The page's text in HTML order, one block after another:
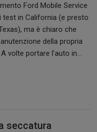
Ford Mobile Service
in California (e presto
ma è chiaro che
della propria
volte portare l’auto in…
seccatura